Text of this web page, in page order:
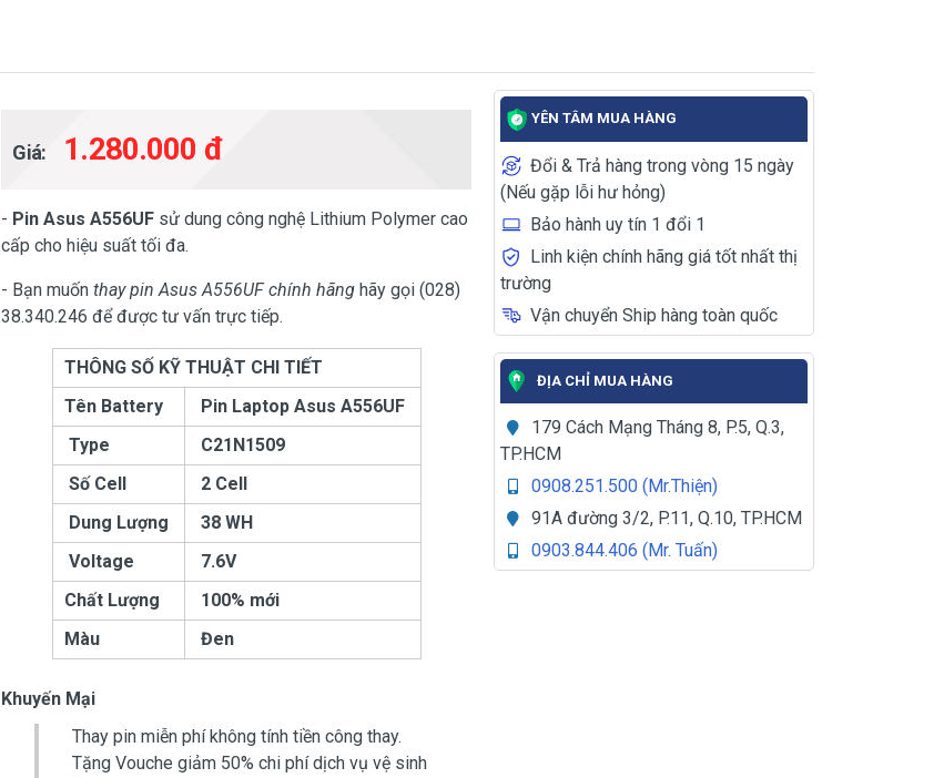
Giá: 1.280.000 đ
- Pin Asus A556UF sử dung công nghệ Lithium Polymer cao
cấp cho hiệu suất tối đa.
- Bạn muốnthay pin Asus A556UF chính hãnghãy gọi (028)
38.340.246 để được tư vấn trực tiếp.
THÔNG SỐ KỸ THUẬT CHI TIẾT
Tên Battery
Pin Laptop Asus A556UF
Type
C21N1509
Số Cell
2 Cell
Dung Lượng
38 WH
Voltage
7.6V
Chất Lượng
100% mới
Màu
Đen
Khuyến Mại
Thay pin miễn phí không tính tiền công thay.
Tặng Vouche giảm 50% chi phí dịch vụ vệ sinh
YÊN TÂM MUA HÀNG
Đổi & Trả hàng trong vòng 15 ngày
(Nếu gặp lỗi hư hỏng)
Bảo hành uy tín 1 đổi 1
Linh kiện chính hãng giá tốt nhất thị
trường
Vận chuyển Ship hàng toàn quốc
ĐỊA CHỈ MUA HÀNG
179 Cách Mạng Tháng 8, P.5, Q.3,
TP.HCM
0908.251.500 (Mr.Thiện)
91A đường 3/2, P.11, Q.10, TP.HCM
0903.844.406 (Mr. Tuấn)